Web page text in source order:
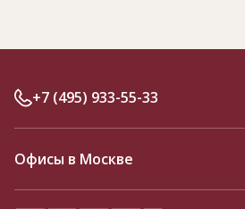
+7 (495) 933-55-33
Офисы в Москве